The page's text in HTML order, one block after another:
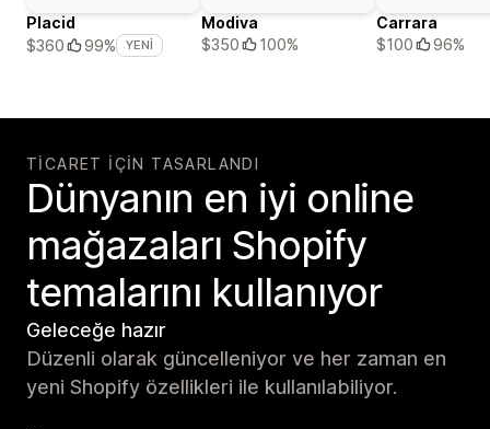
Placid
$360
99% YENI
Modiva
$350
100%
Carrara
$100
96%
TICARET IÇIN TASARLANDI
Dünyanın en iyi online
mağazaları Shopify
temalarını kullanıyor
Geleceğe hazır
Düzenli olarak güncelleniyor ve her zaman en
yeni Shopify özellikleri ile kullanılabiliyor.